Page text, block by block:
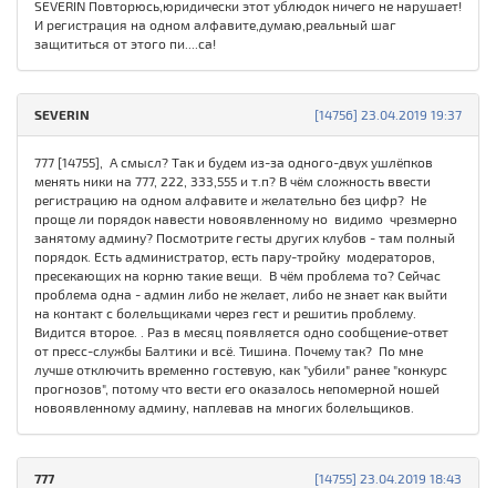
SEVERIN Повторюсь,юридически этот ублюдок ничего не нарушает!
И регистрация на одном алфавите,думаю,реальный шаг
защититься от этого пи....са!
[14756] 23.04.2019 19:37
SEVERIN
777 [14755], А смысл? Так и будем из-за одного-двух ушлёпков
менять ники на 777, 222, 333,555 и т.п? В чём сложность ввести
регистрацию на одном алфавите и желательно без цифр? Не
проще ли порядок навести новоявленному но видимо чрезмерно
занятому админу? Посмотрите гесты других клубов - там полный
порядок. Есть администратор, есть пару-тройку модераторов,
пресекающих на корню такие вещи. В чём проблема то? Сейчас
проблема одна - админ либо не желает, либо не знает как выйти
на контакт с болельщиками через гест и решитиь проблему.
Видится второе. . Раз в месяц появляется одно сообщение-ответ
от пресс-службы Балтики и всё. Тишина. Почему так? По мне
лучше отключить временно гостевую, как "убили" ранее "конкурс
прогнозов", потому что вести его оказалось непомерной ношей
новоявленному админу, наплевав на многих болельщиков.
[14755] 23.04.2019 18:43
777